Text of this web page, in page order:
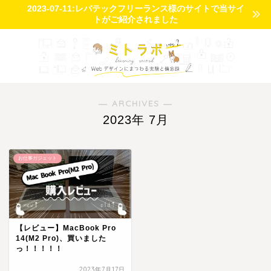
2023-07-11:レバテックフリーランス様のサイトで当サイ
トがご紹介されました
― ARCHIVES ―
2023年 7月
お仕事ガジェット
【レビュー】MacBook Pro
14(M2 Pro)、買いました
っ！！！！！
2023年7月17日